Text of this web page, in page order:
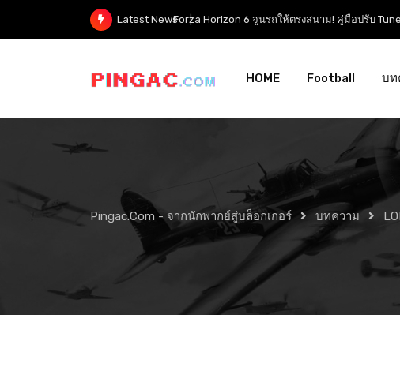
Latest News Forza Horizon 6 ปรับจูนรถ — คู่มือฉบับสม
HOME Football บท
Pingac.com - จากนักพากย์สู่บล็อกเกอร์ บทความ